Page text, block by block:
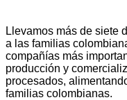
Llevamos más de siete
a las familias
compañías más
producción y
procesados,
familias colombianas.